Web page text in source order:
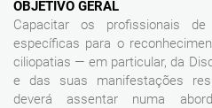
OBJETIVO GERAL
Capacitar os profissionais
específicas para o
ciliopatias — em particular, da
e das suas manifestações
deverá assentar numa